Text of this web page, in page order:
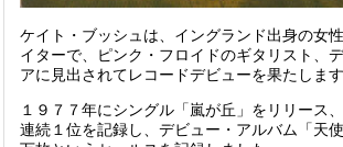
ケイト・ブッシュは、 イングランド出身の女性
イターで、 ピンク・フロイドのギタリスト、
アに見出されてレコードデビューを果たします
１９７７年にシングル「嵐が丘 」をリリース
連続１位を記録し、デビュー・アルバム「天